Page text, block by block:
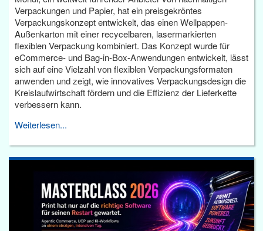
Verpackungen und Papier, hat ein preisgekröntes
Verpackungskonzept entwickelt, das einen Wellpappen-
Außenkarton mit einer recycelbaren, lasermarkierten
flexiblen Verpackung kombiniert. Das Konzept wurde für
eCommerce- und Bag-in-Box-Anwendungen entwickelt, lässt
sich auf eine Vielzahl von flexiblen Verpackungsformaten
anwenden und zeigt, wie innovatives Verpackungsdesign die
Kreislaufwirtschaft fördern und die Effizienz der Lieferkette
verbessern kann.
Weiterlesen...